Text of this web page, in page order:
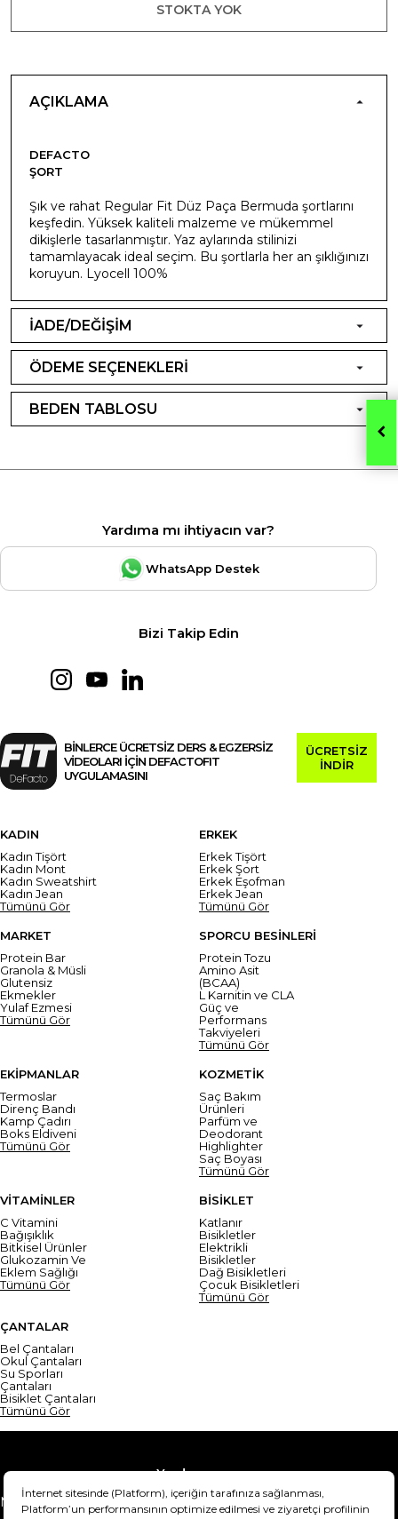
STOKTA YOK
AÇIKLAMA
DEFACTO
ŞORT
Şık ve rahat Regular Fit Düz Paça Bermuda şortlarını
keşfedin. Yüksek kaliteli malzeme ve mükemmel
dikişlerle tasarlanmıştır. Yaz aylarında stilinizi
tamamlayacak ideal seçim. Bu şortlarla her an şıklığınızı
koruyun. Lyocell 100%
İADE/DEĞİŞİM
ÖDEME SEÇENEKLERİ
BEDEN TABLOSU
Yardıma mı ihtiyacın var?
WhatsApp Destek
Bizi Takip Edin
BİNLERCE ÜCRETSİZ DERS & EGZERSİZ
VİDEOLARI İÇİN DEFACTOFIT
UYGULAMASINI
ÜCRETSİZ
İNDİR
KADIN
Kadın Tişört
Kadın Mont
Kadın Sweatshirt
Kadın Jean
Tümünü Gör
ERKEK
Erkek Tişört
Erkek Şort
Erkek Eşofman
Erkek Jean
Tümünü Gör
MARKET
Protein Bar
Granola & Müsli
Glutensiz
Ekmekler
Yulaf Ezmesi
Tümünü Gör
SPORCU BESİNLERİ
Protein Tozu
Amino Asit
(BCAA)
L Karnitin ve CLA
Güç ve
Performans
Takviyeleri
Tümünü Gör
EKİPMANLAR
Termoslar
Direnç Bandı
Kamp Çadırı
Boks Eldiveni
Tümünü Gör
KOZMETİK
Saç Bakım
Ürünleri
Parfüm ve
Deodorant
Highlighter
Saç Boyası
Tümünü Gör
VİTAMİNLER
C Vitamini
Bağışıklık
Bitkisel Ürünler
Glukozamin Ve
Eklem Sağlığı
Tümünü Gör
BİSİKLET
Katlanır
Bisikletler
Elektrikli
Bisikletler
Dağ Bisikletleri
Çocuk Bisikletleri
Tümünü Gör
ÇANTALAR
Bel Çantaları
Okul Çantaları
Su Sporları
Çantaları
Bisiklet Çantaları
Tümünü Gör
Yardım
Mesafeli Satış Sözleşmesi
Teslimat Bilgisi